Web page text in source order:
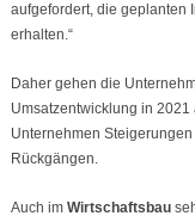
aufgefordert, die geplanten
erhalten.“
Daher gehen die
Umsatzentwicklung in
Unternehmen
Rückgängen.
Auch im Wirtschaftsbau